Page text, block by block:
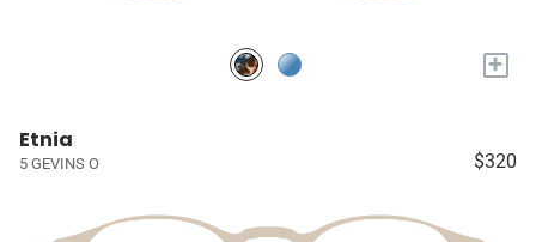
+
Etnia
5 GEVINS O $320